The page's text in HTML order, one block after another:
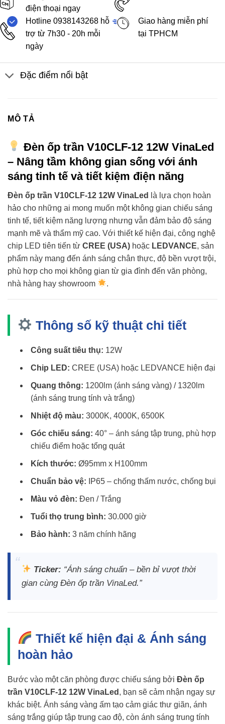
điện thoại ngay
Hotline 0938143268 hỗ
trợ từ 7h30 - 20h mỗi
ngày
Giao hàng miễn phí
tại TPHCM
Đặc điểm nổi bật
MÔ TẢ
Đèn ốp trần V10CLF-12 12W VinaLed
– Nâng tầm không gian sống với ánh
sáng tinh tế và tiết kiệm điện năng
Đèn ốp trần V10CLF-12 12W VinaLed
là lựa chọn hoàn
hảo cho những ai mong muốn một không gian chiếu sáng
tinh tế, tiết kiệm năng lượng nhưng vẫn đảm bảo độ sáng
mạnh mẽ và thẩm mỹ cao. Với thiết kế hiện đại, công nghệ
chip LED tiên tiến từ CREE (USA) hoặc LEDVANCE, sản
phẩm này mang đến ánh sáng chân thực, độ bền vượt trội,
phù hợp cho mọi không gian từ gia đình đến văn phòng,
nhà hàng hay showroom
.
Thông số kỹ thuật chi tiết
Công suất tiêu thụ: 12W
Chip LED: CREE (USA) hoặc LEDVANCE hiện đại
Quang thông: 1200lm (ánh sáng vàng) / 1320lm
(ánh sáng trung tính và trắng)
Nhiệt độ màu: 3000K, 4000K, 6500K
Góc chiếu sáng: 40° – ánh sáng tập trung, phù hợp
chiếu điểm hoặc tổng quát
Kích thước: Ø95mm x H100mm
Chuẩn bảo vệ: IP65 – chống thấm nước, chống bụi
Màu vỏ đèn: Đen / Trắng
Tuổi thọ trung bình: 30.000 giờ
Bảo hành: 3 năm chính hãng
Ticker: “Ánh sáng chuẩn – bền bỉ vượt thời
gian cùng Đèn ốp trần VinaLed.”
Thiết kế hiện đại & Ánh sáng
hoàn hảo
Bước vào một căn phòng được chiếu sáng bởi Đèn ốp
trần V10CLF-12 12W VinaLed , bạn sẽ cảm nhận ngay sự
khác biệt. Ánh sáng vàng ấm tạo cảm giác thư giãn, ánh
sáng trắng giúp tập trung cao độ, còn ánh sáng trung tính